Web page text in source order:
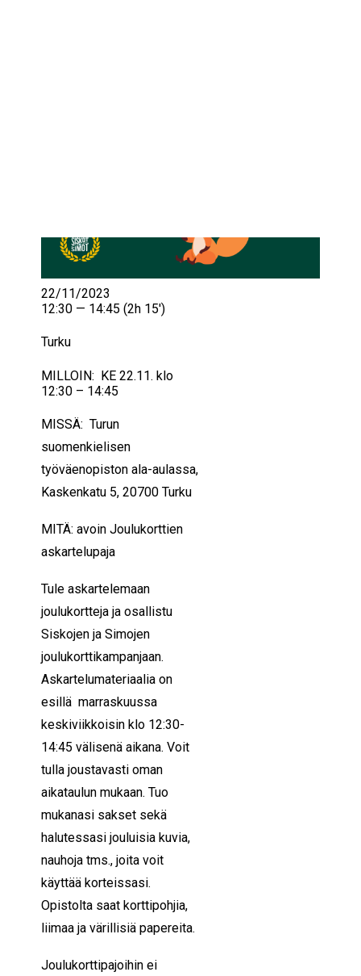
MILLOIN: KE 22.11. klo
12:30 – 14:45
MISSÄ: Turun
suomenkielisen
työväenopiston ala-aulassa,
Kaskenkatu 5, 20700 Turku
MITÄ: avoin Joulukorttien
askartelupaja
Tule askartelemaan
joulukortteja ja osallistu
Siskojen ja Simojen
joulukorttikampanjaan.
Askartelumateriaalia on
esillä marraskuussa
keskiviikkoisin klo 12:30-
14:45 välisenä aikana. Voit
tulla joustavasti oman
aikataulun mukaan. Tuo
mukanasi sakset sekä
halutessasi jouluisia kuvia,
nauhoja tms., joita voit
käyttää korteissasi.
Opistolta saat korttipohjia,
liimaa ja värillisiä papereita.
Joulukorttipajoihin ei
22/11/2023
12:30 — 14:45 (2h 15′)
Turku